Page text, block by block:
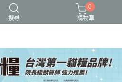
搜尋
上市
飼料
0
購物車